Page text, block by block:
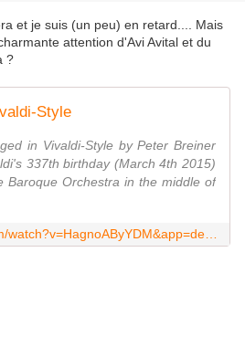
et je suis (un peu) en retard.... Mais
attention d'Avi Avital et du
?
Style
in Vivaldi-Style by Peter Breiner
337th birthday (March 4th 2015)
Baroque Orchestra in the middle of